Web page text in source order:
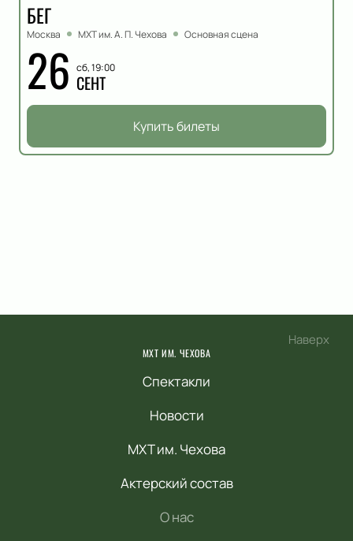
БЕГ
Москва МХТ им. А. П. Чехова Основная сцена
26 сб, 19:00
СЕНТ
Купить билеты
Наверх
МХТ ИМ. ЧЕХОВА
Спектакли
Новости
МХТ им. Чехова
Актерский состав
О нас